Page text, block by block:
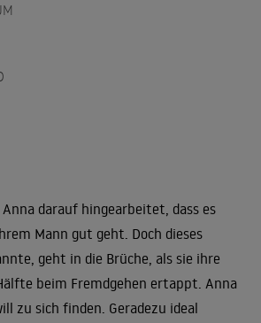
darauf hingearbeitet, dass es
Mann gut geht. Doch dieses
geht in die Brüche, als sie ihre
beim Fremdgehen ertappt. Anna
zu sich finden. Geradezu ideal